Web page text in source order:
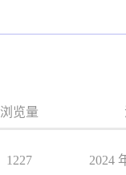
浏览量
1227 2024